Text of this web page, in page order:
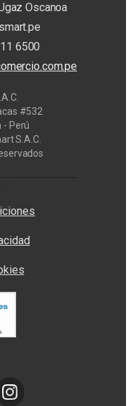
Oscanoa
6500
#532
- Perú
S.A.C.